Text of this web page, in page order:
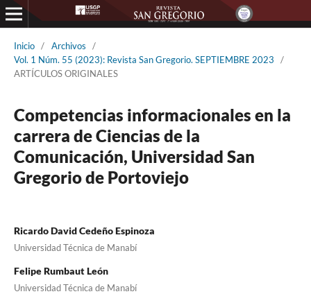
Inicio / Archivos
/
Vol. 1 Núm. 55 (2023): Revista San Gregorio. SEPTIEMBRE 2023
/
ARTÍCULOS ORIGINALES
Competencias informacionales en la
carrera de Ciencias de la
Comunicación, Universidad San
Gregorio de Portoviejo
Ricardo David Cedeño Espinoza
Universidad Técnica de Manabí
Felipe Rumbaut León
Universidad Técnica de Manabí